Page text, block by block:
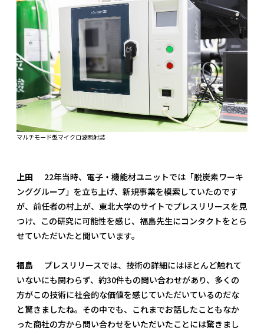
マルチモード型マイクロ波照射装
上田
22年当時、電子・機能材ユニットでは「脱炭素ワーキ
ンググループ」を立ち上げ、新規事業を模索していたのです
が、前任者の村上が、東北大学のサイトでプレスリリースを見
つけ、この研究に可能性を感じ、福島先生にコンタクトをとら
せていただいたと聞いています。
福島
プレスリリースでは、技術の詳細にはほとんど触れて
いないにも関わらず、約30件もの問い合わせがあり、多くの
方がこの技術に社会的な価値を感じていただいているのだな
と驚きましたね。その中でも、これまでお話したこともなか
った商社の方から問い合わせをいただいたことには驚きまし